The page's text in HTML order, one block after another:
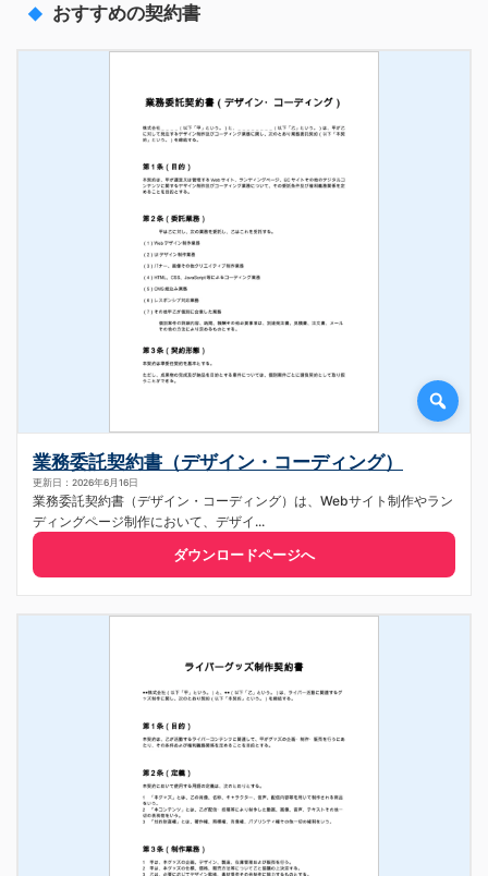
おすすめの契約書
業務委託契約書（デザイン・コーディング）
更新日：2026年6月16日
業務委託契約書（デザイン・コーディング）は、Webサイト制作やラン
ディングページ制作において、デザイ...
ダウンロードページへ